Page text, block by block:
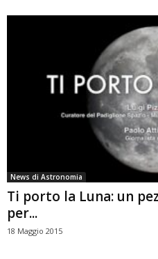
News di Astronomia
Ti porto la Luna: un
per...
18 Maggio 2015